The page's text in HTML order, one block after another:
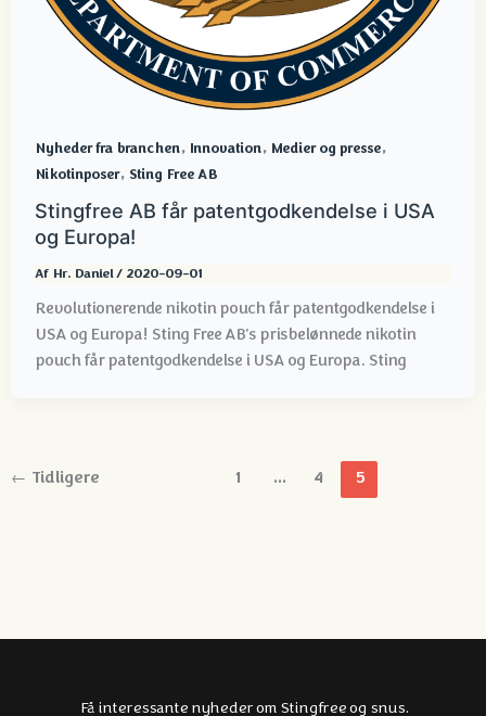
Nyheder fra branchen, Innovation, Medier og presse,
Nikotinposer, Sting Free AB
Stingfree AB får patentgodkendelse i USA
og Europa!
Af Hr. Daniel/ 2020-09-01
Revolutionerende nikotin pouch får patentgodkendelse i
USA og Europa! Sting Free AB's prisbelønnede nikotin
pouch får patentgodkendelse i USA og Europa. Sting
← Tidligere 1 ... 4 5
Få interessante nyheder om Stingfree og snus.